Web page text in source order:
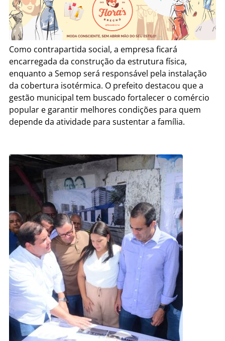
Como contrapartida social, a empresa ficará
encarregada da construção da estrutura física,
enquanto a Semop será responsável pela instalação
da cobertura isotérmica. O prefeito destacou que a
gestão municipal tem buscado fortalecer o comércio
popular e garantir melhores condições para quem
depende da atividade para sustentar a família.